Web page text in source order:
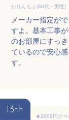
かりんちょ(50代・男性)
メーカー指定が
すよ。基本工事
のお部屋にすっ
ているので安心
す。
13th